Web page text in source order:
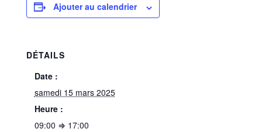
Ajouter au calendrier
DÉTAILS
Date :
samedi 15 mars 2025
Heure :
09:00 ⇒ 17:00